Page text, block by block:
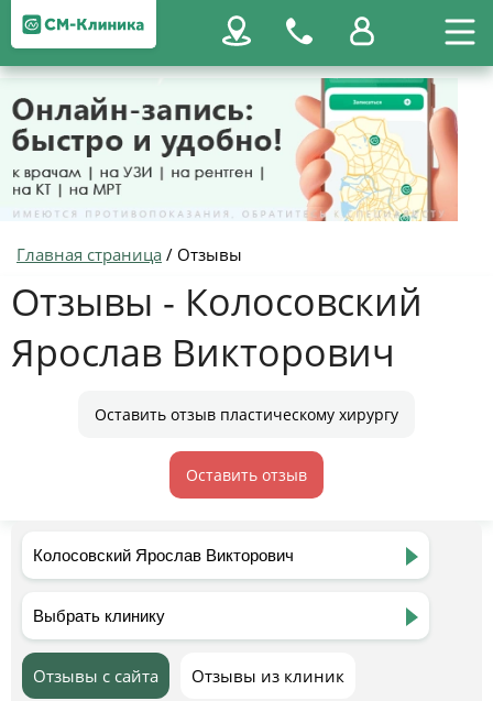
Главная страница / Отзывы
Отзывы - Колосовский
Ярослав Викторович
Оставить отзыв пластическому хирургу
Оставить отзыв
Отзывы с сайта Отзывы из клиник